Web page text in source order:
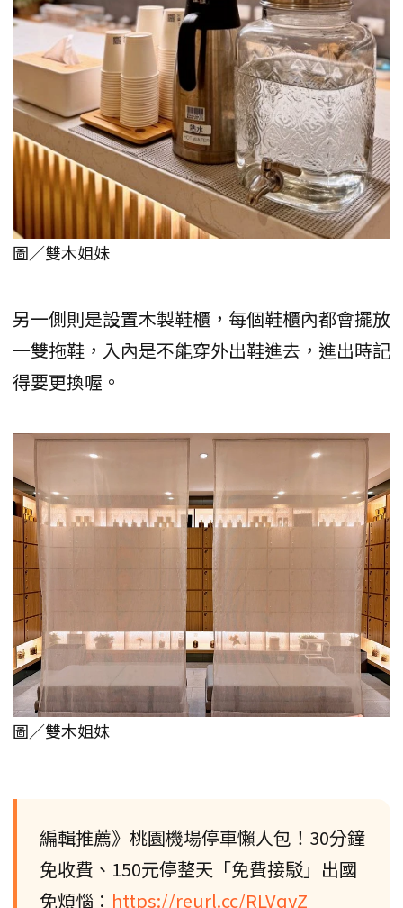
圖／雙木姐妹
另一側則是設置木製鞋櫃，每個鞋櫃內都會擺放
一雙拖鞋，入內是不能穿外出鞋進去，進出時記
得要更換喔。
圖／雙木姐妹
編輯推薦》桃園機場停車懶人包！30分鐘
免收費、150元停整天「免費接駁」出國
免煩惱： https://reurl.cc/RLVqyZ